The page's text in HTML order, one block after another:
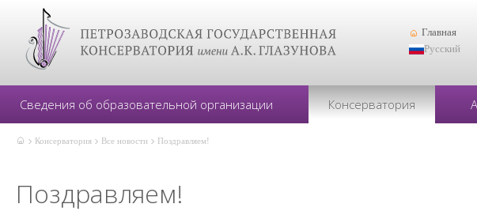
Главная
Русский
Сведения об образовательной организации Консерватория
Консерватория Все новости Поздравляем!
Поздравляем!